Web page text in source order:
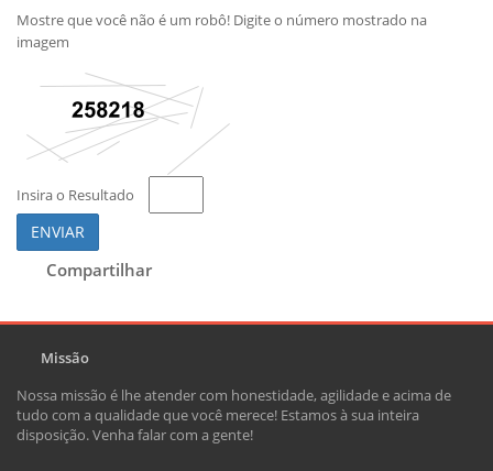
Mostre que você não é um robô! Digite o número mostrado na
imagem
Insira o Resultado
ENVIAR
Compartilhar
Missão
Nossa missão é lhe atender com honestidade, agilidade e acima de
tudo com a qualidade que você merece! Estamos à sua inteira
disposição. Venha falar com a gente!